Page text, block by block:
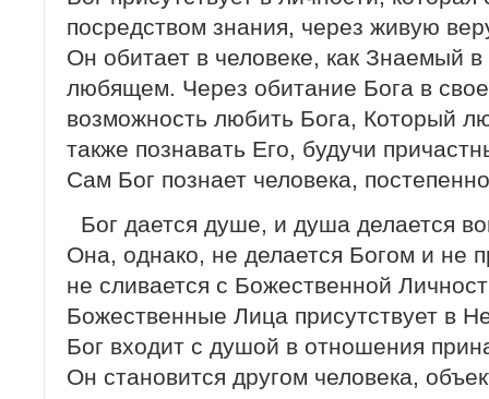
посредством знания, через живую
Он обитает в человеке, как
любящем. Через обитание Бога в
возможность любить Бога, Который
также познавать Его, будучи
Сам Бог познает человека,
Бог дается душе, и душа делается
Она, однако, не делается Богом и не
не сливается с Божественной
Божественные Лица присутствует в
Бог входит с душой в отношения
Он становится другом человека,